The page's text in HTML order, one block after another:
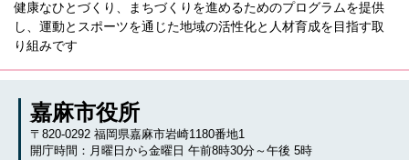
健康なひとづくり、まちづくりを進めるためのプログラムを提供
し、運動とスポーツを通じた地域の活性化と人材育成を目指す取
り組みです
嘉麻市役所
〒820-0292 福岡県嘉麻市岩崎1180番地1
開庁時間：月曜日から金曜日 午前8時30分～午後 5時